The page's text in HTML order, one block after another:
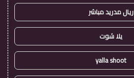
ريال مدريد مباشر
يلا شوت
yalla shoot